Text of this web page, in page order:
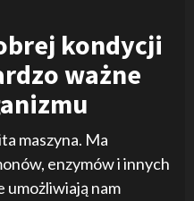
kondycji
ważne
maszyna. Ma
enzymów i innych
nam